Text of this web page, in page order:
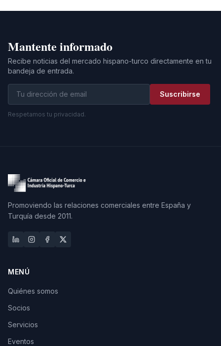
Mantente informado
Recibe noticias del mercado hispano-turco directamente en tu
bandeja de entrada.
Suscribirse
Respetamos tu privacidad.
Promoviendo las relaciones comerciales entre España y
Turquía desde 2011.
MENÚ
Quiénes somos
Socios
Servicios
Eventos